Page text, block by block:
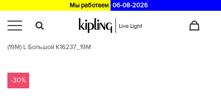
Мы работаем 06-08-2026
Чемодан Kipling DARCEY L Black Scale Emb
(19M) L Большой K16237_19M
-30%